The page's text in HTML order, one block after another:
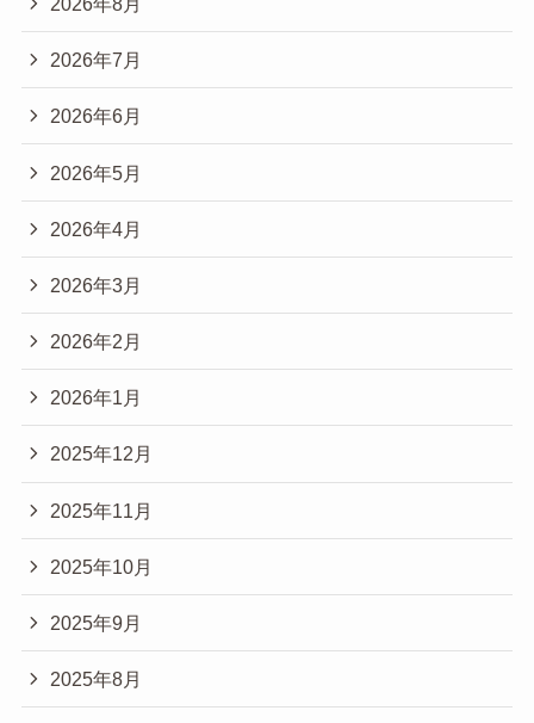
2026年7月
2026年6月
2026年5月
2026年4月
2026年3月
2026年2月
2026年1月
2025年12月
2025年11月
2025年10月
2025年9月
2025年8月